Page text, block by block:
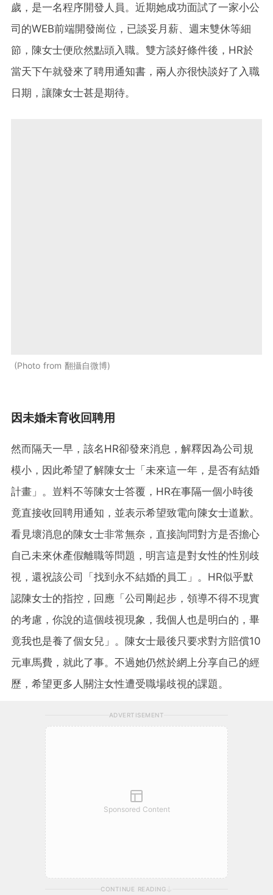
歲，是一名程序開發人員。近期她成功面試了一家小公
司的WEB前端開發崗位，已談妥月薪、週末雙休等細
節，陳女士便欣然點頭入職。雙方談好條件後，HR於
當天下午就發來了聘用通知書，兩人亦很快談好了入職
日期，讓陳女士甚是期待。
Photo from 翻攝自微博
因未婚未育收回聘用
然而隔天一早，該名HR卻發來消息，解釋因為公司規
模小，因此希望了解陳女士「未來這一年，是否有結婚
計畫」。豈料不等陳女士答覆，HR在事隔一個小時後
竟直接收回聘用通知，並表示希望致電向陳女士道歉。
看見壞消息的陳女士非常無奈，直接詢問對方是否擔心
自己未來休產假離職等問題，明言這是對女性的性別歧
視，還祝該公司「找到永不結婚的員工」。HR似乎默
認陳女士的指控，回應「公司剛起步，領導不得不現實
的考慮，你說的這個歧視現象，我個人也是明白的，畢
竟我也是養了個女兒」。陳女士最後只要求對方賠償10
元車馬費，就此了事。不過她仍然於網上分享自己的經
歷，希望更多人關注女性遭受職場歧視的課題。
ADVERTISEMENT
Sponsored Content
CONTINUE READING